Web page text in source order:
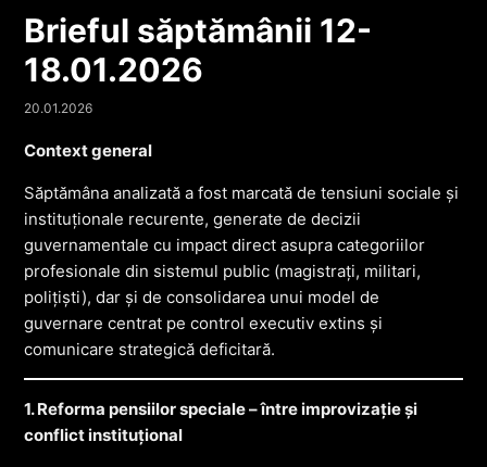
Brieful săptămânii 12-
18.01.2026
20.01.2026
Context general
Săptămâna analizată a fost marcată de tensiuni sociale și
instituționale recurente, generate de decizii
guvernamentale cu impact direct asupra categoriilor
profesionale din sistemul public (magistrați, militari,
polițiști), dar și de consolidarea unui model de
guvernare centrat pe control executiv extins și
comunicare strategică deficitară.
1. Reforma pensiilor speciale – între improvizație și
conflict instituțional